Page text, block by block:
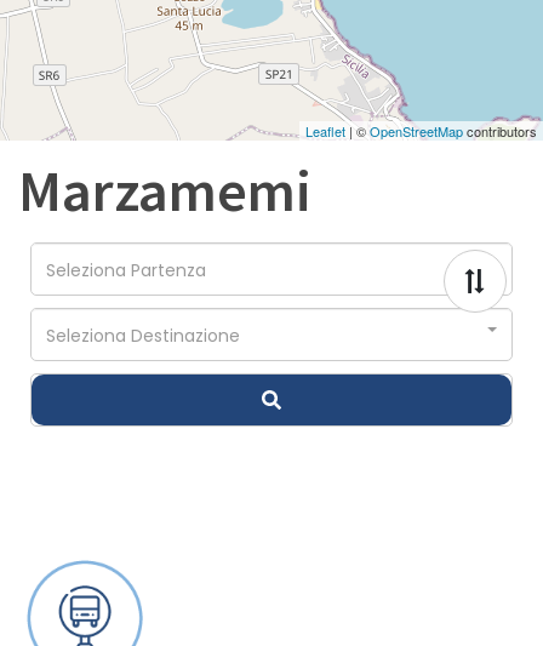
Leaflet | ©OpenStreetMapcontributors
Marzamemi